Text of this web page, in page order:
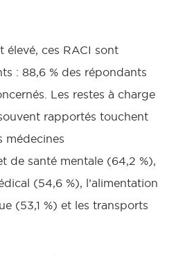
élevé, ces RACI sont
: 88,6 % des répondants
Les restes à charge
rapportés touchent
médecines
de santé mentale (64,2 %),
(54,6 %), l’alimentation
(53,1 %) et les transports